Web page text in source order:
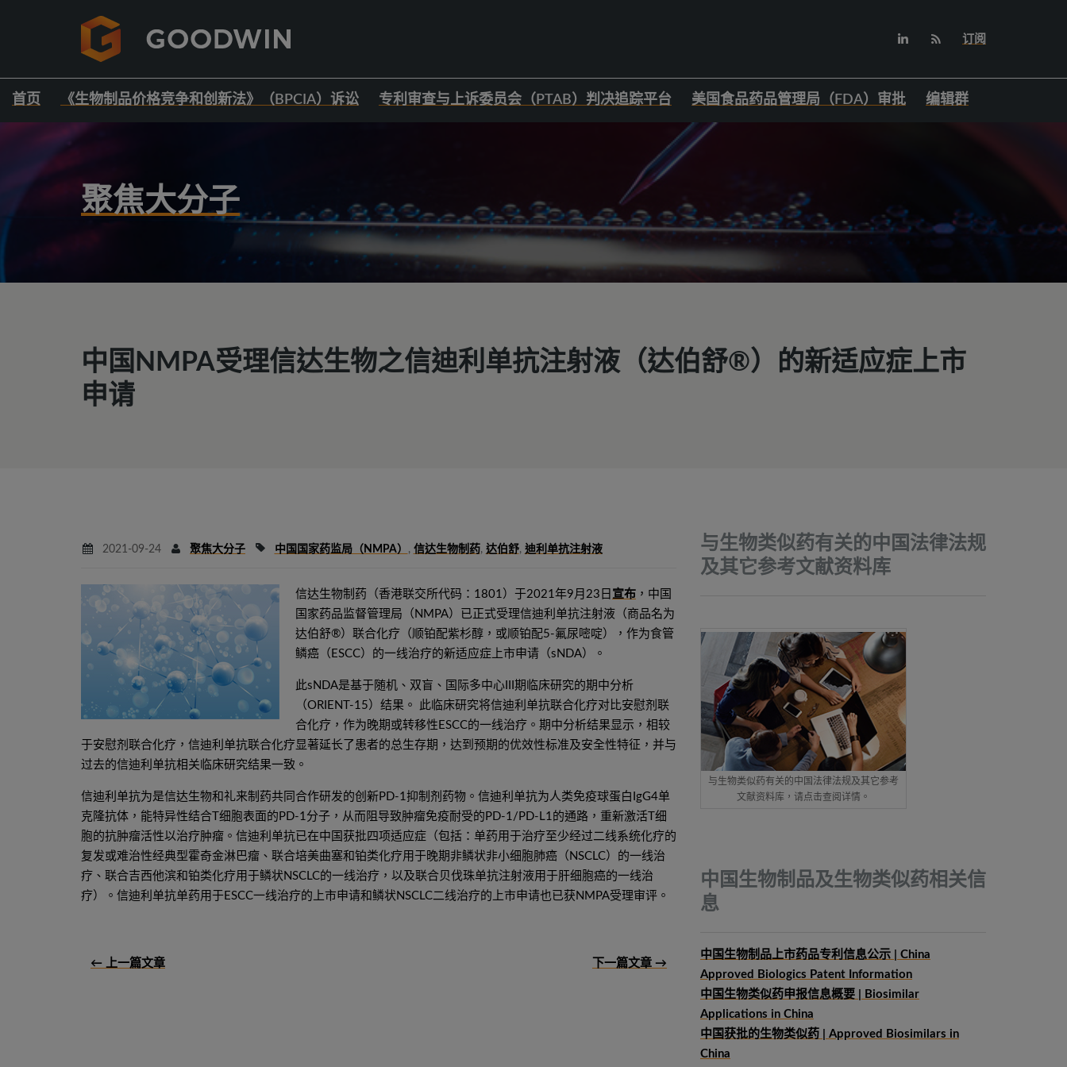
订阅
首页 《生物制品价格竞争和创新法》（BPCIA）诉讼 专利审查与上诉委员会（PTAB）判决追踪平台 美国食品药品管理局（FDA）审批 编辑群
聚焦大分子
中国NMPA受理信达生物之信迪利单抗注射液（达伯舒®）的新适应症上市
申请
2021-09-24 聚焦大分子 中国国家药监局（NMPA） , 信达生物制药, 达伯舒, 迪利单抗注射液
信达生物制药（香港联交所代码：1801）于2021年9月23日 宣布 ，中国
国家药品监督管理局（NMPA）已正式受理信迪利单抗注射液（商品名为
达伯舒®）联合化疗（顺铂配紫杉醇，或顺铂配5-氟尿嘧啶），作为食管
鳞癌（ESCC）的一线治疗的新适应症上市申请（sNDA）。
此sNDA是基于随机、双盲、国际多中心III期临床研究的期中分析
（ORIENT-15）结果。 此临床研究将信迪利单抗联合化疗对比安慰剂联
合化疗，作为晚期或转移性ESCC的一线治疗。期中分析结果显示，相较
于安慰剂联合化疗，信迪利单抗联合化疗显著延长了患者的总生存期，达到预期的优效性标准及安全性特征，并与
过去的信迪利单抗相关临床研究结果一致。
信迪利单抗为是信达生物和礼来制药共同合作研发的创新PD-1抑制剂药物。信迪利单抗为人类免疫球蛋白IgG4单
克隆抗体，能特异性结合T细胞表面的PD-1分子，从而阻导致肿瘤免疫耐受的PD-1/PD-L1的通路，重新激活T细
胞的抗肿瘤活性以治疗肿瘤。信迪利单抗已在中国获批四项适应症（包括：单药用于治疗至少经过二线系统化疗的
复发或难治性经典型霍奇金淋巴瘤、联合培美曲塞和铂类化疗用于晚期非鳞状非小细胞肺癌（NSCLC）的一线治
疗、联合吉西他滨和铂类化疗用于鳞状NSCLC的一线治疗，以及联合贝伐珠单抗注射液用于肝细胞癌的一线治
疗）。信迪利单抗单药用于ESCC一线治疗的上市申请和鳞状NSCLC二线治疗的上市申请也已获NMPA受理审评。
← 上一篇文章 下一篇文章 →
与生物类似药有关的中国法律法规
及其它参考文献资料库
与生物类似药有关的中国法律法规及其它参考
文献资料库，请点击查阅详情。
中国生物制品及生物类似药相关信
息
中国生物制品上市药品专利信息公示 | China
Approved Biologics Patent Information
中国生物类似药申报信息概要 | Biosimilar
Applications in China
中国获批的生物类似药 | Approved Biosimilars in
China